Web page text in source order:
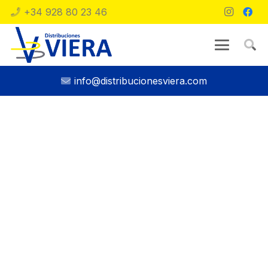
+34 928 80 23 46
info@distribucionesviera.com